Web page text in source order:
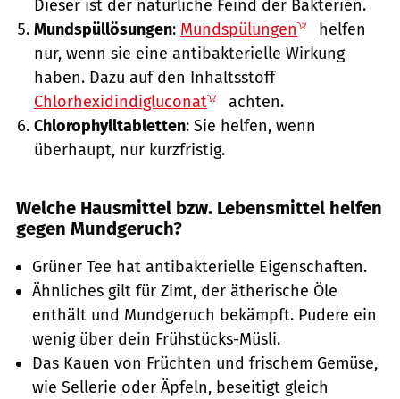
Dieser ist der natürliche Feind der Bakterien.
Mundspüllösungen: Mundspülungen
helfen
nur, wenn sie eine antibakterielle Wirkung
haben. Dazu auf den Inhaltsstoff
Chlorhexidindigluconat
achten.
Chlorophylltabletten: Sie helfen, wenn
überhaupt, nur kurzfristig.
Welche Hausmittel bzw. Lebensmittel helfen
gegen Mundgeruch?
Grüner Tee hat antibakterielle Eigenschaften.
Ähnliches gilt für Zimt, der ätherische Öle
enthält und Mundgeruch bekämpft. Pudere ein
wenig über dein Frühstücks-Müsli.
Das Kauen von Früchten und frischem Gemüse,
wie Sellerie oder Äpfeln, beseitigt gleich